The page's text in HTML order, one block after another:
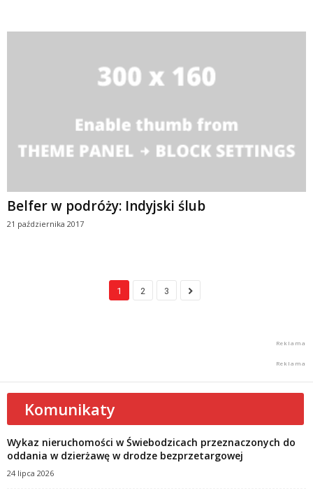
Belfer w podróży: Indyjski ślub
21 października 2017
1 2 3
Komunikaty
Wykaz nieruchomości w Świebodzicach przeznaczonych do
oddania w dzierżawę w drodze bezprzetargowej
24 lipca 2026